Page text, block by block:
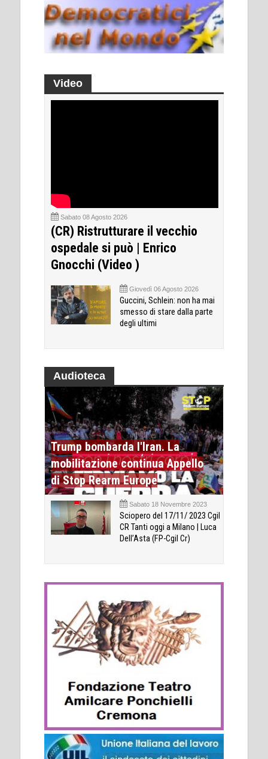
Video
Sabato 08 Agosto 2026
(CR) Ristrutturare il vecchio
ospedale si può | Enrico
Gnocchi (Video )
Giovedì 06 Agosto 2026
Guccini, Schlein: non ha mai
smesso di stare dalla parte
degli ultimi
Audioteca
Trump bombarda l'Iran. La
mobilitazione continua Appello
di Stop Rearm Europe
Sabato 18 Novembre 2023
Sciopero del 17/11/ 2023 Cgil
CR Tanti oggi a Milano | Luca
Dell’Asta (FP-Cgil Cr)